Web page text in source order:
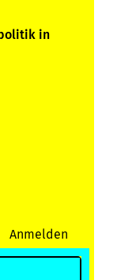
in
Anmelden